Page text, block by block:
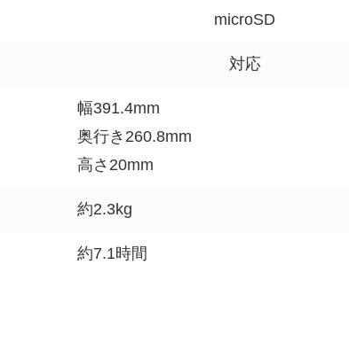
microSD
対応
幅391.4mm
奥行き260.8mm
高さ20mm
約2.3kg
約7.1時間